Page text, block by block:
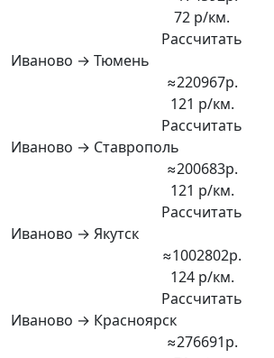
72 р/км.
Рассчитать
Иваново → Тюмень
≈220967р.
121 р/км.
Рассчитать
Иваново → Ставрополь
≈200683р.
121 р/км.
Рассчитать
Иваново → Якутск
≈1002802р.
124 р/км.
Рассчитать
Иваново → Красноярск
≈276691р.